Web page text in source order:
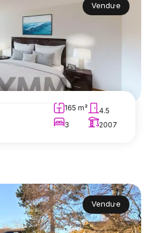
Vendu·e
165 m²
4.5
3
2007
Vendu·e